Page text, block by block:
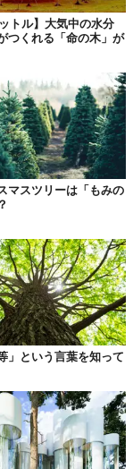
トル】大気中の水分
つくれる「命の木」が
マスツリーは「もみの
」という言葉を知って